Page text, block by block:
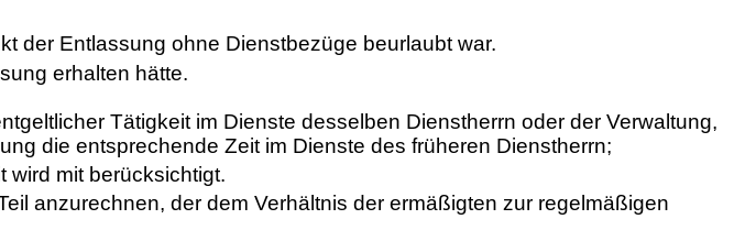
der Entlassung ohne Dienstbezüge beurlaubt war.
erhalten hätte.
Tätigkeit im Dienste desselben Dienstherrn oder der Verwaltung,
die entsprechende Zeit im Dienste des früheren Dienstherrn;
mit berücksichtigt.
anzurechnen, der dem Verhältnis der ermäßigten zur regelmäßigen